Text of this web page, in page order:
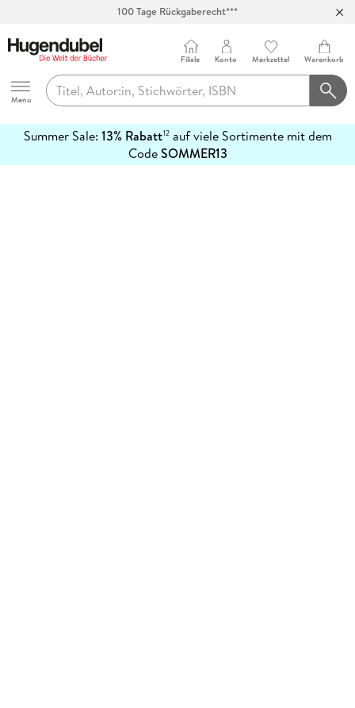
100 Tage Rückgaberecht***
Hugendubel
Menu
Filiale Konto Merkzettel Warenkorb
Summer Sale: 13% Rabatt12auf viele Sortimente mit dem
CodeSOMMER13
erfahren